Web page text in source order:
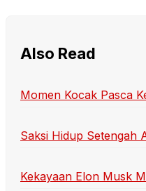
Also Read
Momen Kocak Pasca
Saksi Hidup Setengah
Kekayaan Elon Musk